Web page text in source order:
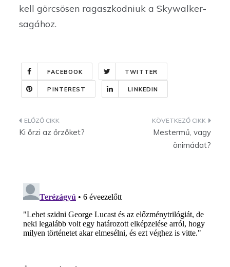
kell görcsösen ragaszkodniuk a Skywalker-
sagához.
FACEBOOK TWITTER
PINTEREST LINKEDIN
Bejegyzés
Ki őrzi az őrzőket?
Mestermű, vagy
önimádat?